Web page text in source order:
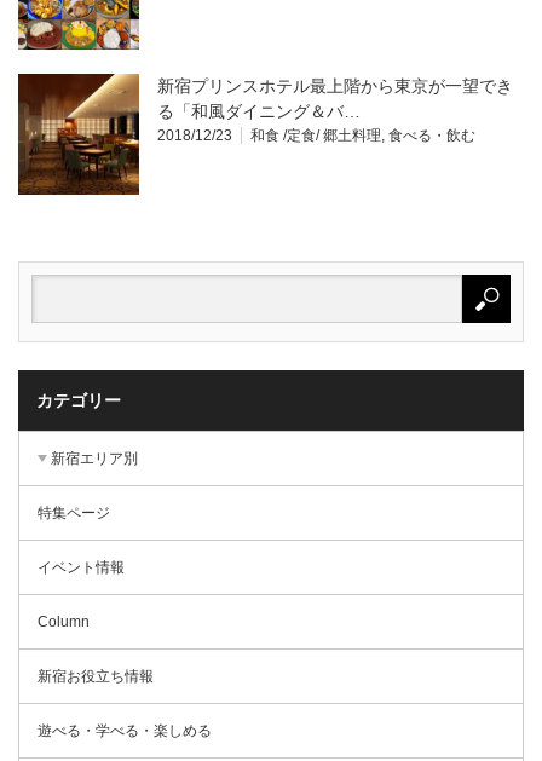
新宿プリンスホテル最上階から東京が一望でき
る「和風ダイニング＆バ…
2018/12/23 和食 /定食/ 郷土料理, 食べる・飲む
カテゴリー
新宿エリア別
特集ページ
イベント情報
Column
新宿お役立ち情報
遊べる・学べる・楽しめる